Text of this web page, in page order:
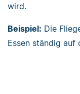
wird.
Beispiel: Die
Essen ständig auf